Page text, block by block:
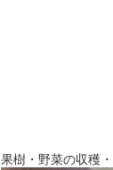
果樹・野菜の収穫